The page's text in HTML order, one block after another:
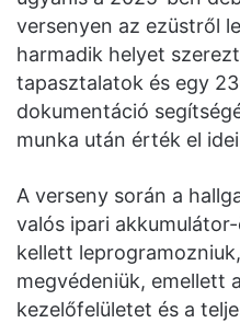
versenyen az ezüstről
harmadik helyet
tapasztalatok és egy
dokumentáció
munka után érték el
A verseny során a
valós ipari
kellett
megvédeniük, emellett
kezelőfelületet és a